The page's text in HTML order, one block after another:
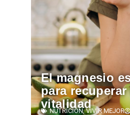
El magnesio
para
vitalidad
NUTRICIÓN,VIVIR MEJOR